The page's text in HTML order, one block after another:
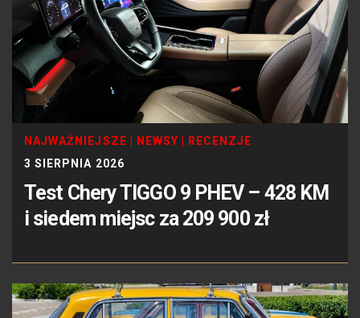
NAJWAŻNIEJSZE NEWSY
RECENZJE
3 SIERPNIA 2026
Test Chery TIGGO 9 PHEV – 428 KM
i siedem miejsc za 209 900 zł